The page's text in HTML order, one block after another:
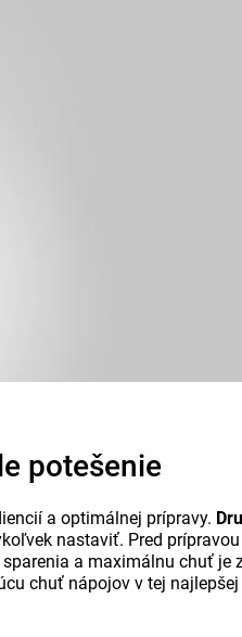
potešenie
a optimálnej prípravy.
nastaviť. Pred
a maximálnu chuť je
chuť nápojov v tej